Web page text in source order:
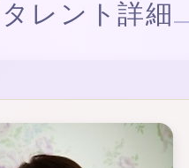
タレント詳細